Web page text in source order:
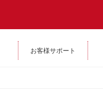
お客様サポート